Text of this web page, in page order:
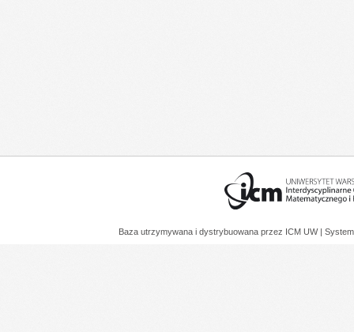
Baza utrzymywana i dystrybuowana przez ICM UW |